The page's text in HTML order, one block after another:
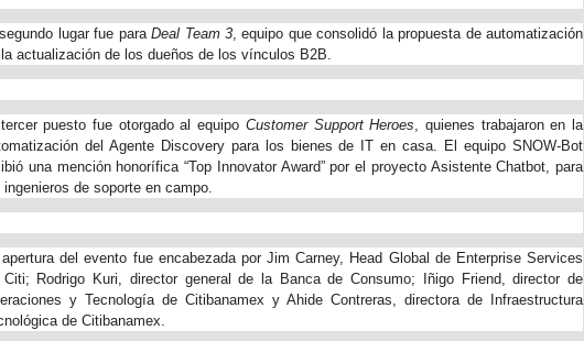
lugar fue paraDeal Team 3 , equipo que consolidó la propuesta de automatización
actualización de los dueños de los vínculos B2B.
puesto fue otorgado al equipo Customer Support Heroes , quienes trabajaron en la
del Agente Discovery para los bienes de IT en casa. El equipo SNOW-Bot
una mención honorífica “Top Innovator Award” por el proyecto Asistente Chatbot, para
ingenieros de soporte en campo.
apertura del evento fue encabezada por Jim Carney, Head Global de Enterprise Services
Rodrigo Kuri, director general de la Banca de Consumo; Iñigo Friend, director de
y Tecnología de Citibanamex y Ahide Contreras, directora de Infraestructura
de Citibanamex.